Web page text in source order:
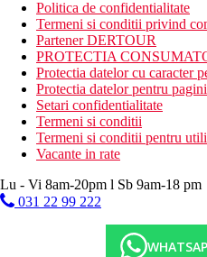
Politica de confidentialitate
Termeni si conditii privind
Partener DERTOUR
PROTECTIA
Protectia datelor cu caracter
Protectia datelor pentru
Setari confidentialitate
Termeni si conditii
Termeni si conditii pentru
Vacante in rate
Lu - Vi 8am-20pm l Sb 9am-18 pm
031 22 99 222